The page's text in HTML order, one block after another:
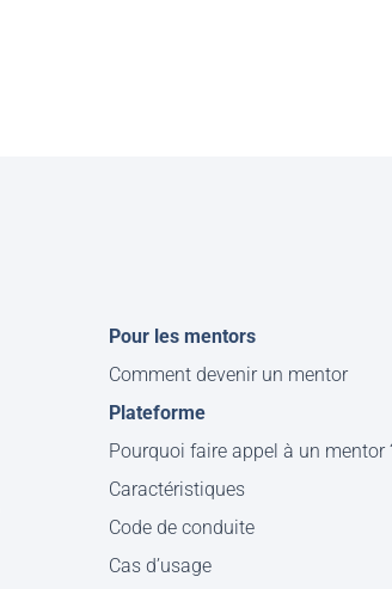
Pour les mentors
Comment devenir un mentor
Plateforme
Pourquoi faire appel à un mentor
Caractéristiques
Code de conduite
Cas d’usage